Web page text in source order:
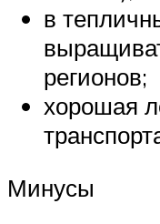
в
регионов;
хорошая
Минусы